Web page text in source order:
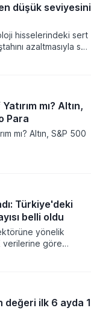
düşük seviyesini
hisselerindeki sert
azaltmasıyla son
indi.
mı? Altın,
Para
mı? Altın, S&P 500
Türkiye'deki
belli oldu
yönelik
verilerine göre
kadar 5,6 milyon
değeri ilk 6 ayda 1